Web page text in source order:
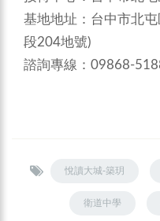
基地地址：台中市北
段204地號)
諮詢專線：09868-
悅讀大城-築玥
衛道中學